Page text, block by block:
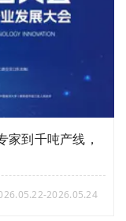
家到千吨产线，
2026.05.24